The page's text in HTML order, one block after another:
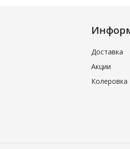
Доставка
Акции
Колеровка